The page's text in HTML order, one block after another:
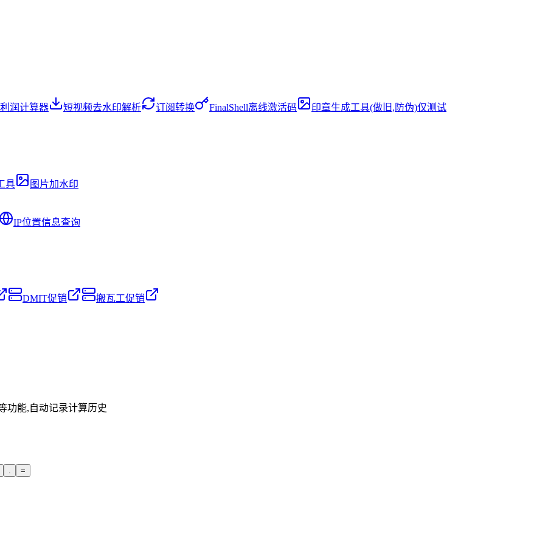
润计算器 短视频去水印解析 订阅转换 FinalShell离线激活码 印章生成工具(做旧,防伪)仅测试
具 图片加水印
IP位置信息查询
DMIT促销 搬瓦工促销
功能,自动记录计算历史
=